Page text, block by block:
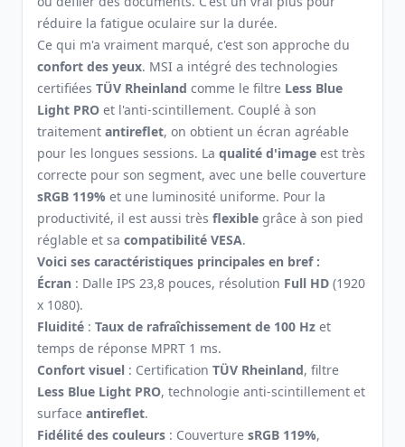
réduire la fatigue oculaire sur la durée.
Ce qui m'a vraiment marqué, c'est son approche du
confort des yeux. MSI a intégré des technologies
certifiées TÜV Rheinland comme le filtre Less Blue
Light PRO et l'anti-scintillement. Couplé à son
traitement antireflet, on obtient un écran agréable
pour les longues sessions. La qualité d'image est très
correcte pour son segment, avec une belle couverture
sRGB 119% et une luminosité uniforme. Pour la
productivité, il est aussi très flexible grâce à son pied
réglable et sa compatibilité VESA.
Voici ses caractéristiques principales en bref :
Écran : Dalle IPS 23,8 pouces, résolution Full HD (1920
x 1080).
Fluidité : Taux de rafraîchissement de 100 Hz et
temps de réponse MPRT 1 ms.
Confort visuel : Certification TÜV Rheinland, filtre
Less Blue Light PRO, technologie anti-scintillement et
surface antireflet.
Fidélité des couleurs : Couverture sRGB 119%,